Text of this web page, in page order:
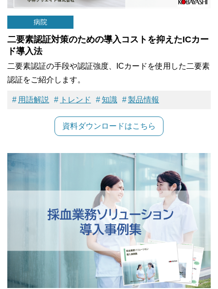
病院
二要素認証対策のための導入コストを抑えたICカー
ド導入法
二要素認証の手段や認証強度、ICカードを使用した二要素
認証をご紹介します。
用語解説 トレンド 知識 製品情報
資料ダウンロードはこちら